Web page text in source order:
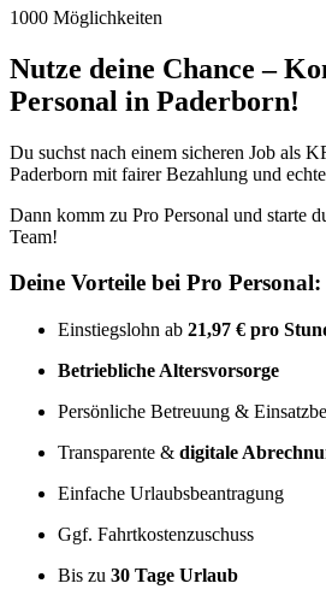
1000 Möglichkeiten
Nutze deine Chance –
Personal in Paderborn!
Du suchst nach einem sicheren Job als
Paderborn mit fairer Bezahlung und
Dann komm zu Pro Personal und starte
Team!
Deine Vorteile bei Pro Personal:
Einstiegslohn ab 21,97 € pro
Betriebliche Altersvorsorge
Persönliche Betreuung &
Transparente & digitale
Einfache Urlaubsbeantragung
Ggf. Fahrtkostenzuschuss
Bis zu 30 Tage Urlaub